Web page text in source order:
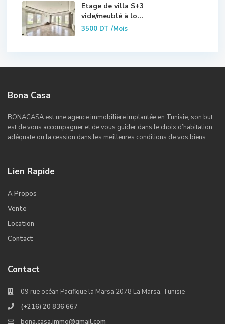
Etage de villa S+3
vide/meublé à lo...
3500 DT/Mois
Bona Casa
BONACASA est une agence immobilière implantée en Tunisie, son but
est de vous accompagner et de vous guider dans le choix d’habitation
adéquate ou la cession dans les meilleures conditions de vos biens.
Lien Rapide
A Propos
Vente
Location
Contact
Contact
09 rue océan Pacifique la Marsa 2078 La Marsa, Tunisie
(+216) 20 836 667
bona.casa.immo@gmail.com